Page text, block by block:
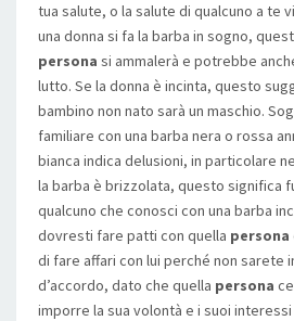
tua salute, o la salute di qualcuno a te
una donna si fa la barba in sogno,
persona si ammalerà e potrebbe
lutto. Se la donna è incinta, questo
bambino non nato sarà un maschio.
familiare con una barba nera o rossa
bianca indica delusioni, in particolare
la barba è brizzolata, questo significa
qualcuno che conosci con una barba
dovresti fare patti con quella persona
di fare affari con lui perché non sarete
d’accordo, dato che quella persona
imporre la sua volontà e i suoi interessi